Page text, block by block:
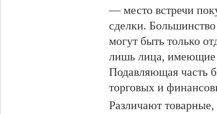
— место встречи
сделки.
могут быть только
лишь лица, имеющие
Подавляющая часть
торговых и
Различают